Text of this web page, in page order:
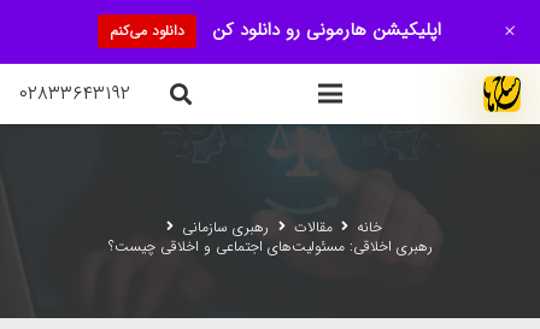
۰۲۸۳۳۶۴۳۱۹۲
خانه مقالات
رهبری سازمانی
رهبری اخلاقی: مسئولیت‌های اجتماعی و اخلاقی چیست؟
اپلیکیشن هارمونی رو دانلود کن دانلود می‌کنم +